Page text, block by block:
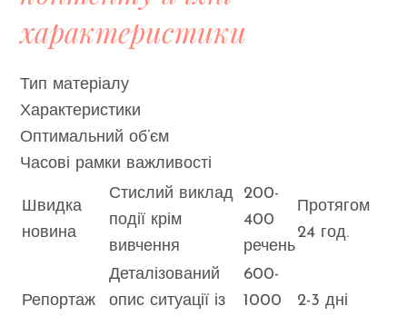
характеристики
Тип матеріалу
Характеристики
Оптимальний об’єм
Часові рамки важливості
Швидка
новина
Стислий виклад
події крім
вивчення
200-
400
речень
Протягом
24 год.
Репортаж
Деталізований
опис ситуації із
600-
1000
2-3 дні